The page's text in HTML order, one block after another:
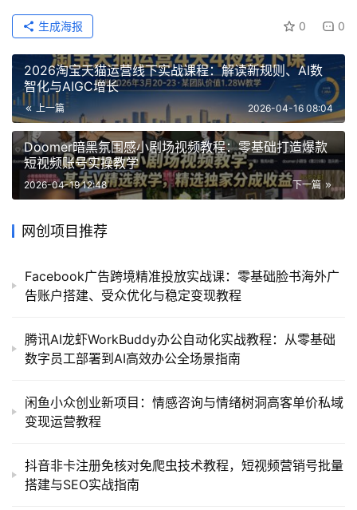
0 0
生成海报
2026淘宝天猫运营线下实战课程：解读新规则、AI数
智化与AIGC增长
上一篇 2026-04-16 08:04
Doomer暗黑氛围感小剧场视频教程：零基础打造爆款
短视频账号实操教学
下一篇
2026-04-19 12:48
网创项目推荐
Facebook广告跨境精准投放实战课：零基础脸书海外广
告账户搭建、受众优化与稳定变现教程
腾讯AI龙虾WorkBuddy办公自动化实战教程：从零基础
数字员工部署到AI高效办公全场景指南
闲鱼小众创业新项目：情感咨询与情绪树洞高客单价私域
变现运营教程
抖音非卡注册免核对免爬虫技术教程，短视频营销号批量
搭建与SEO实战指南